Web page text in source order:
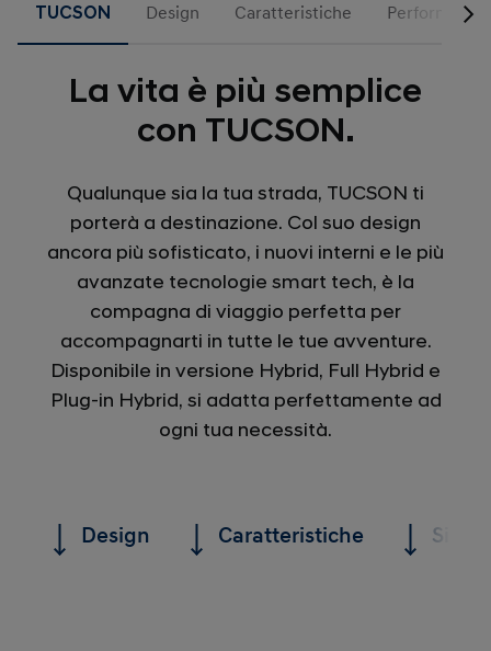
TUCSON Design Caratteristiche Performance
La vita è più semplice
con TUCSON.
Qualunque sia la tua strada, TUCSON ti
porterà a destinazione. Col suo design
ancora più sofisticato, i nuovi interni e le più
avanzate tecnologie smart tech, è la
compagna di viaggio perfetta per
accompagnarti in tutte le tue avventure.
Disponibile in versione Hybrid, Full Hybrid e
Plug-in Hybrid, si adatta perfettamente ad
ogni tua necessità.
Design Caratteristiche